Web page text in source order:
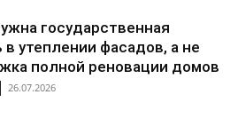
государственная
утеплении фасадов, а не
полной реновации домов
26.07.2026